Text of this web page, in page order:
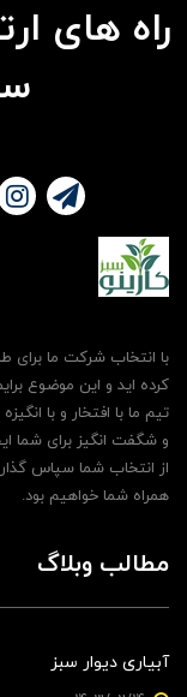
راه های
با انتخاب شرکت ما برای
کرده اید و این موضوع
تیم ما با افتخار و با
و شگفت انگیز برای شما
از انتخاب شما سپاس
همراه شما خواهیم بود.
مطالب وبلاگ
آبیاری دیوار سبز